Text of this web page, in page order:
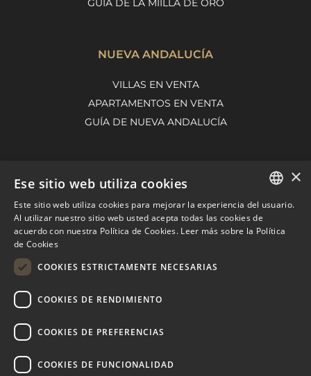
GUÍA DE LA MIILLA DE ORO
NUEVA ANDALUCÍA
VILLAS EN VENTA
APARTAMENTOS EN VENTA
GUÍA DE NUEVA ANDALUCÍA
VILLAS EN VENTA
APARTAMENTOS EN VENTA
SPANISH
×
Ese sitio web utiliza cookies
Este sitio web utiliza cookies para mejorar la experiencia del usuario.
Al utilizar nuestro sitio web usted acepta todas las cookies de
acuerdo con nuestra Política de Cookies. Leer más sobre la Política
de Cookies
COOKIES ESTRICTAMENTE NECESARIAS
COOKIES DE RENDIMIENTO
COOKIES DE PREFERENCIAS
COOKIES DE FUNCIONALIDAD